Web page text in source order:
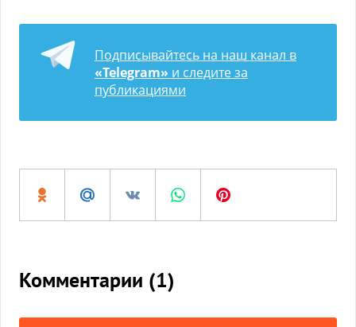
Подписывайтесь на наш канал в
«Telegram» и следите за
публикациями
Комментарии (1)